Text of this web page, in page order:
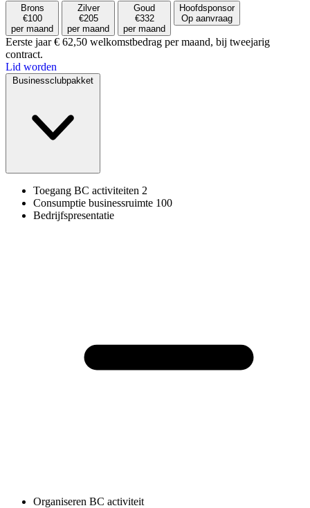
Brons
€100
per maand
Zilver
€205
per maand
Goud
€332
per maand
Hoofdsponsor
Op aanvraag
Eerste jaar € 62,50 welkomstbedrag per maand, bij tweejarig
contract.
Lid worden
Businessclubpakket
Toegang BC activiteiten 2
Consumptie businessruimte 100
Bedrijfspresentatie
Organiseren BC activiteit